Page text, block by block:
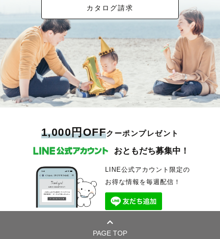
カタログ請求
1,000円OFFクーポンプレゼント
おともだち募集中！
LINE公式アカウント限定の
お得な情報を毎週配信！
PAGE TOP